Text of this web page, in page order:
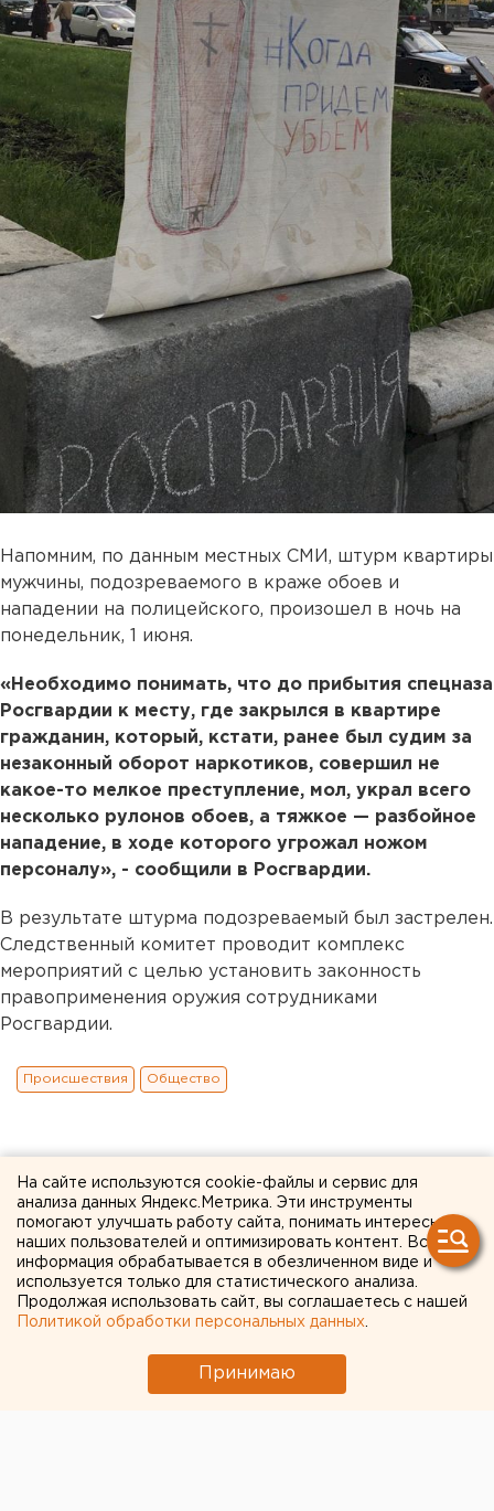
Напомним, по данным местных СМИ, штурм квартиры
мужчины, подозреваемого в краже обоев и
нападении на полицейского, произошел в ночь на
понедельник, 1 июня.
«Необходимо понимать, что до прибытия спецназа
Росгвардии к месту, где закрылся в квартире
гражданин, который, кстати, ранее был судим за
незаконный оборот наркотиков, совершил не
какое-то мелкое преступление, мол, украл всего
несколько рулонов обоев, а тяжкое — разбойное
нападение, в ходе которого угрожал ножом
персоналу», - сообщили в Росгвардии.
В результате штурма подозреваемый был застрелен.
Следственный комитет проводит комплекс
мероприятий с целью установить законность
правоприменения оружия сотрудниками
Росгвардии.
Происшествия Общество
На сайте используются cookie-файлы и сервис для
анализа данных Яндекс.Метрика. Эти инструменты
помогают улучшать работу сайта, понимать интересы
наших пользователей и оптимизировать контент. Вся
информация обрабатывается в обезличенном виде и
используется только для статистического анализа.
Продолжая использовать сайт, вы соглашаетесь с нашей
Политикой обработки персональных данных
Принимаю